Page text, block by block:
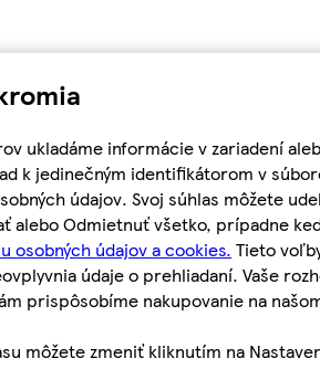
ukladáme informácie v zariadení
k jedinečným identifikátorom v
údajov. Svoj súhlas môžete
alebo Odmietnuť všetko, prípadne
osobných údajov a cookies. Tieto
údaje o prehliadaní. Vaše
prispôsobíme nakupovanie na
môžete zmeniť kliknutím na